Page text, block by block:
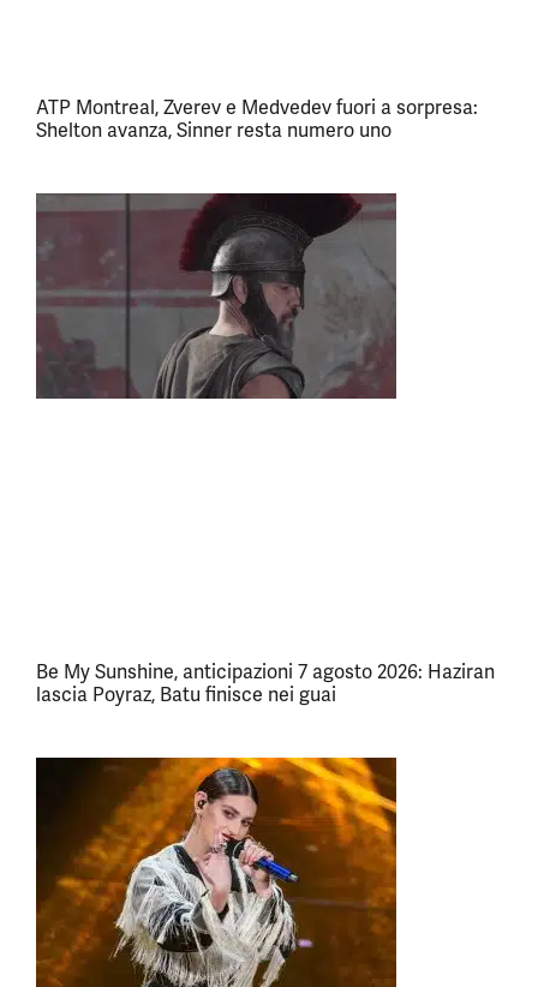
ATP Montreal, Zverev e Medvedev fuori a sorpresa:
Shelton avanza, Sinner resta numero uno
Be My Sunshine, anticipazioni 7 agosto 2026: Haziran
lascia Poyraz, Batu finisce nei guai